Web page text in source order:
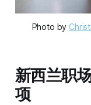
Photo by
新西兰职
项